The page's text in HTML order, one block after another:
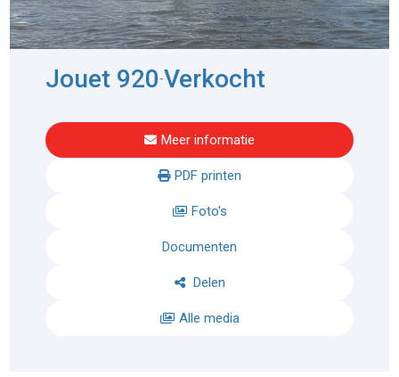
Jouet 920-Verkocht
Meer informatie
PDF printen
Foto's
Documenten
Delen
Alle media